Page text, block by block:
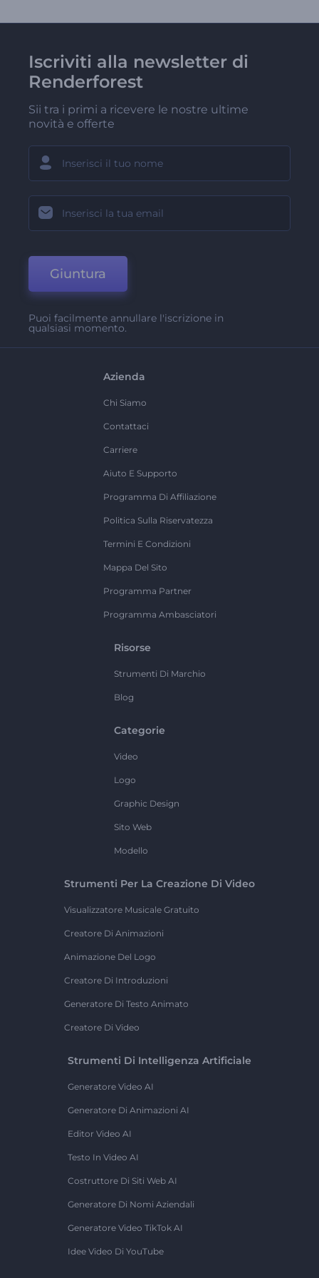
Iscriviti alla newsletter di
Renderforest
Sii tra i primi a ricevere le nostre ultime
novità e offerte
Giuntura
Puoi facilmente annullare l'iscrizione in
qualsiasi momento.
Azienda
Chi Siamo
Contattaci
Carriere
Aiuto E Supporto
Programma Di Affiliazione
Politica Sulla Riservatezza
Termini E Condizioni
Mappa Del Sito
Programma Partner
Programma Ambasciatori
Risorse
Strumenti Di Marchio
Blog
Categorie
Video
Logo
Graphic Design
Sito Web
Modello
Strumenti Per La Creazione Di Video
Visualizzatore Musicale Gratuito
Creatore Di Animazioni
Animazione Del Logo
Creatore Di Introduzioni
Generatore Di Testo Animato
Creatore Di Video
Strumenti Di Intelligenza Artificiale
Generatore Video AI
Generatore Di Animazioni AI
Editor Video AI
Testo In Video AI
Costruttore Di Siti Web AI
Generatore Di Nomi Aziendali
Generatore Video TikTok AI
Idee Video Di YouTube